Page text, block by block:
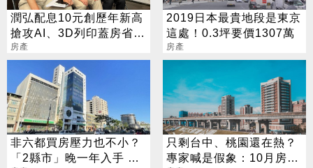
潤弘配息10元創歷年新高
搶攻AI、3D列印蓋房省成
本
房產
2019日本最貴地段是東京
這處！0.3坪要價1307萬
房產
非六都買房壓力也不小？
「2縣市」晚一年入手 要
只剩台中、桃園還在熱？
專家喊是假象：10月房市